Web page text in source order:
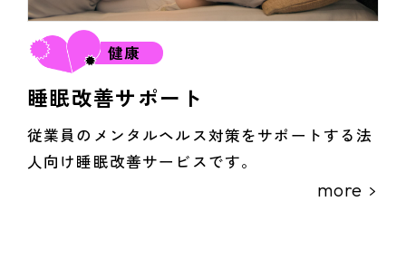
健康
睡眠改善サポート
従業員のメンタルヘルス対策をサポートする法
人向け睡眠改善サービスです。
more